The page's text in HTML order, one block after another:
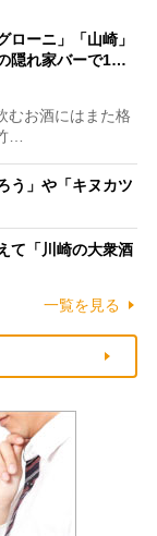
ローニ」「山崎」
隠れ家バーで1…
むお酒にはまた格
…
う」や「キヌカツ
て「川崎の大衆酒
一覧を見る